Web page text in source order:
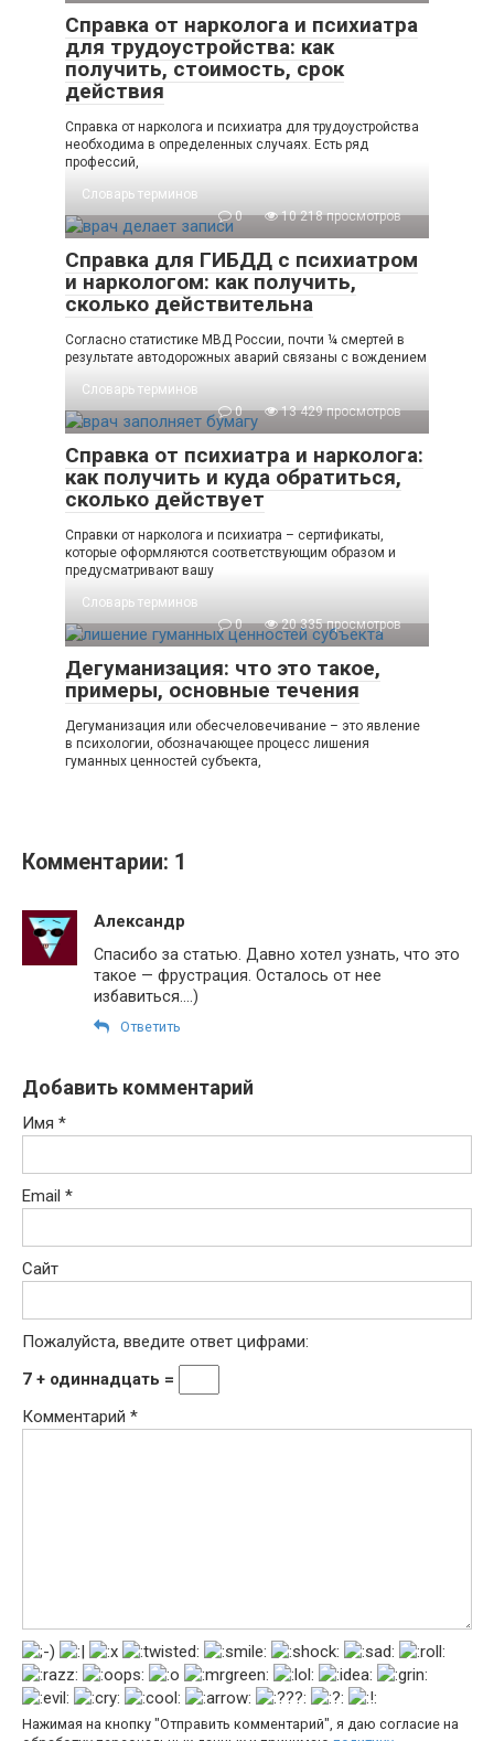
Справка от нарколога и психиатра
для трудоустройства: как
получить, стоимость, срок
действия
Справка от нарколога и психиатра для трудоустройства
необходима в определенных случаях. Есть ряд
профессий,
Словарь терминов
0
10 218 просмотров
Справка для ГИБДД с психиатром
и наркологом: как получить,
сколько действительна
Согласно статистике МВД России, почти ¼ смертей в
результате автодорожных аварий связаны с вождением
Словарь терминов
0
13 429 просмотров
Справка от психиатра и нарколога:
как получить и куда обратиться,
сколько действует
Справки от нарколога и психиатра – сертификаты,
которые оформляются соответствующим образом и
предусматривают вашу
Словарь терминов
0
20 335 просмотров
Дегуманизация: что это такое,
примеры, основные течения
Дегуманизация или обесчеловечивание – это явление
в психологии, обозначающее процесс лишения
гуманных ценностей субъекта,
Комментарии: 1
Александр
Спасибо за статью. Давно хотел узнать, что это
такое — фрустрация. Осталось от нее
избавиться….)
Ответить
Добавить комментарий
Имя *
Email *
Сайт
Пожалуйста, введите ответ цифрами:
7 + одиннадцать =
Комментарий *
Нажимая на кнопку "Отправить комментарий", я даю согласие на